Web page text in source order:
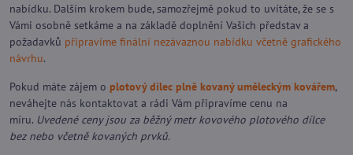
nabídku. Dalším krokem bude, samozřejmě pokud to uvítáte, že se s
Vámi osobně setkáme a na základě doplnění Vašich představ a
požadavků připravíme finální nezávaznou nabídku včetně grafického
návrhu.
Pokud máte zájem o plotový dílec plně kovaný uměleckým kovářem,
neváhejte nás kontaktovat a rádi Vám připravíme cenu na
míru. Uvedené ceny jsou za běžný metr kovového plotového dílce
bez nebo včetně kovaných prvků.